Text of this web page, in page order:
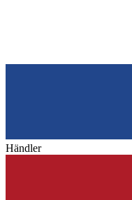
Händler